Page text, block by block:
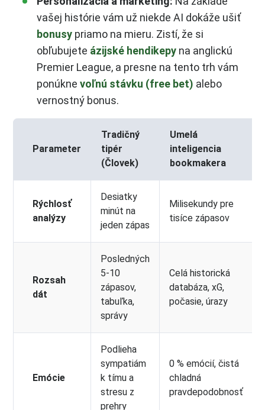
vašej histórie vám už niekde AI dokáže ušiť
bonusy priamo na mieru. Zistí, že si
obľubujete ázijské hendikepy na anglickú
Premier League, a presne na tento trh vám
ponúkne voľnú stávku (free bet) alebo
vernostný bonus.
Parameter
Tradičný
tipér
(Človek)
Umelá
inteligencia
bookmakera
Rýchlosť
analýzy
Desiatky
minút na
jeden zápas
Milisekundy pre
tisíce zápasov
Rozsah
dát
Posledných
5-10
zápasov,
tabuľka,
správy
Celá historická
databáza, xG,
počasie, úrazy
Emócie
Podlieha
sympatiám
k tímu a
stresu z
prehry
0 % emócií, čistá
chladná
pravdepodobnosť